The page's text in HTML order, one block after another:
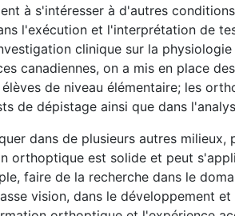
à s'intéresser à d'autres
l'exécution et l'interprétation de
clinique sur la
canadiennes, on a mis en place
de niveau élémentaire; les
de dépistage ainsi que dans
dans de plusieurs autres milieux,
orthoptique est solide et peut
faire de la recherche dans le
vision, dans le développement